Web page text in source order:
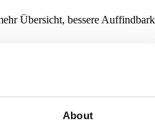
About
Übersicht, bessere